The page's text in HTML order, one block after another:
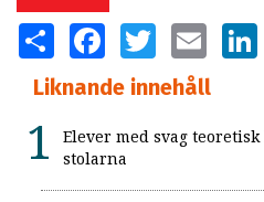
SHARE FACEBOOKTWITTER EMAIL
Liknande innehåll
Elever med svag
stolarna